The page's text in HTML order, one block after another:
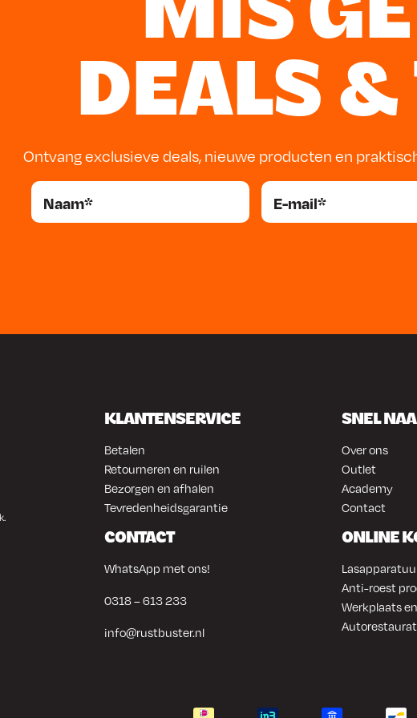
of carrosseriebedrijf is een strek- en
en je concurrentie een stap voor blijven.
een strekmachine en een stuikmachine?
DEALS
Ontvang exclusieve deals, nieuwe producten en
KLANTENSERVICE
Betalen
Retourneren en ruilen
Bezorgen en afhalen
Tevredenheidsgarantie
CONTACT
WhatsApp met ons!
0318 – 613 233
info@rustbuster.nl
SNEL
Over ons
Outlet
Academy
Contact
ONLINE
Anti-roest
Werkplaats